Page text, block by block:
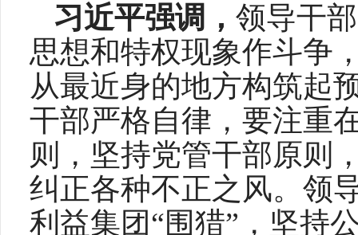
习近平强调， 领导干
思想和特权现象作斗争
从最近身的地方构筑起
干部严格自律，要注重
则，坚持党管干部原则
纠正各种不正之风。领
利益集团“围猎”，坚持